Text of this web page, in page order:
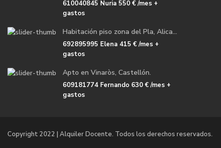
610040845 Nuria 550 €/mes +
gastos
Habitación piso zona del Pla, Alica...
692895995 Elena 415 €/mes +
gastos
Apto en Vinaròs, Castellón.
609181774 Fernando 630 €/mes +
gastos
Copyright 2022 | Alquiler Docente. Todos los derechos reservados.